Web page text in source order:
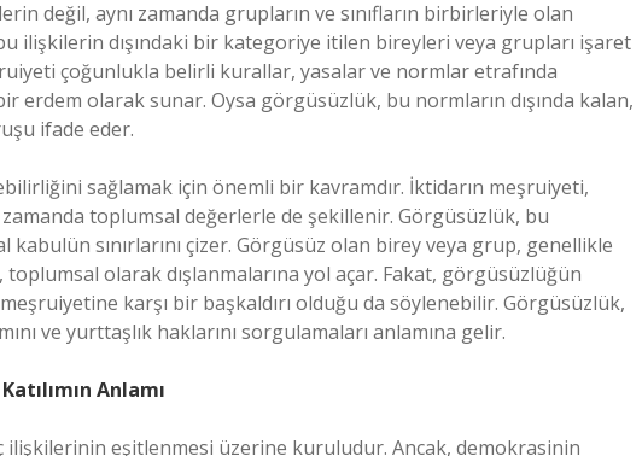
değil, aynı zamanda grupların ve sınıfların birbirleriyle olan
ilişkilerin dışındaki bir kategoriye itilen bireyleri veya grupları işaret
çoğunlukla belirli kurallar, yasalar ve normlar etrafında
erdem olarak sunar. Oysa görgüsüzlük, bu normların dışında kalan,
ifade eder.
sağlamak için önemli bir kavramdır. İktidarın meşruiyeti,
toplumsal değerlerle de şekillenir. Görgüsüzlük, bu
kabulün sınırlarını çizer. Görgüsüz olan birey veya grup, genellikle
toplumsal olarak dışlanmalarına yol açar. Fakat, görgüsüzlüğün
karşı bir başkaldırı olduğu da söylenebilir. Görgüsüzlük,
ve yurttaşlık haklarını sorgulamaları anlamına gelir.
Anlamı
ilişkilerinin eşitlenmesi üzerine kuruludur. Ancak, demokrasinin